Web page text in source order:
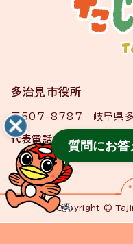
多治見市役所
〒507-8787 岐阜県多
代表電話 0572-22-
Copyright ©
質問にお答